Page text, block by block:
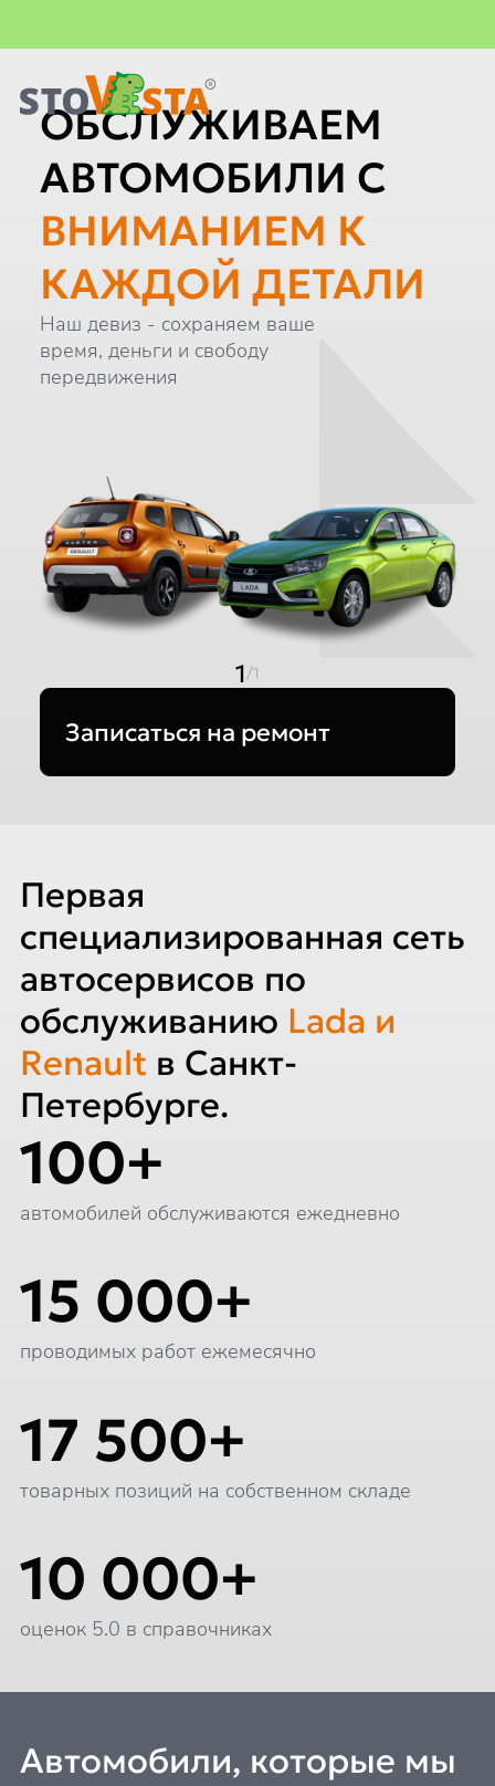
Главная
ОБСЛУЖИВАЕМ
АВТОМОБИЛИ С
ВНИМАНИЕМ К
КАЖДОЙ ДЕТАЛИ
Наш девиз - сохраняем ваше
время, деньги и свободу
передвижения
1/1
Записаться на ремонт
Первая
специализированная сеть
автосервисов по
обслуживанию Lada и
Renault в Санкт-
Петербурге.
100+
автомобилей обслуживаются ежедневно
15 000+
проводимых работ ежемесячно
17 500+
товарных позиций на собственном складе
10 000+
оценок 5.0 в справочниках
Автомобили, которые мы